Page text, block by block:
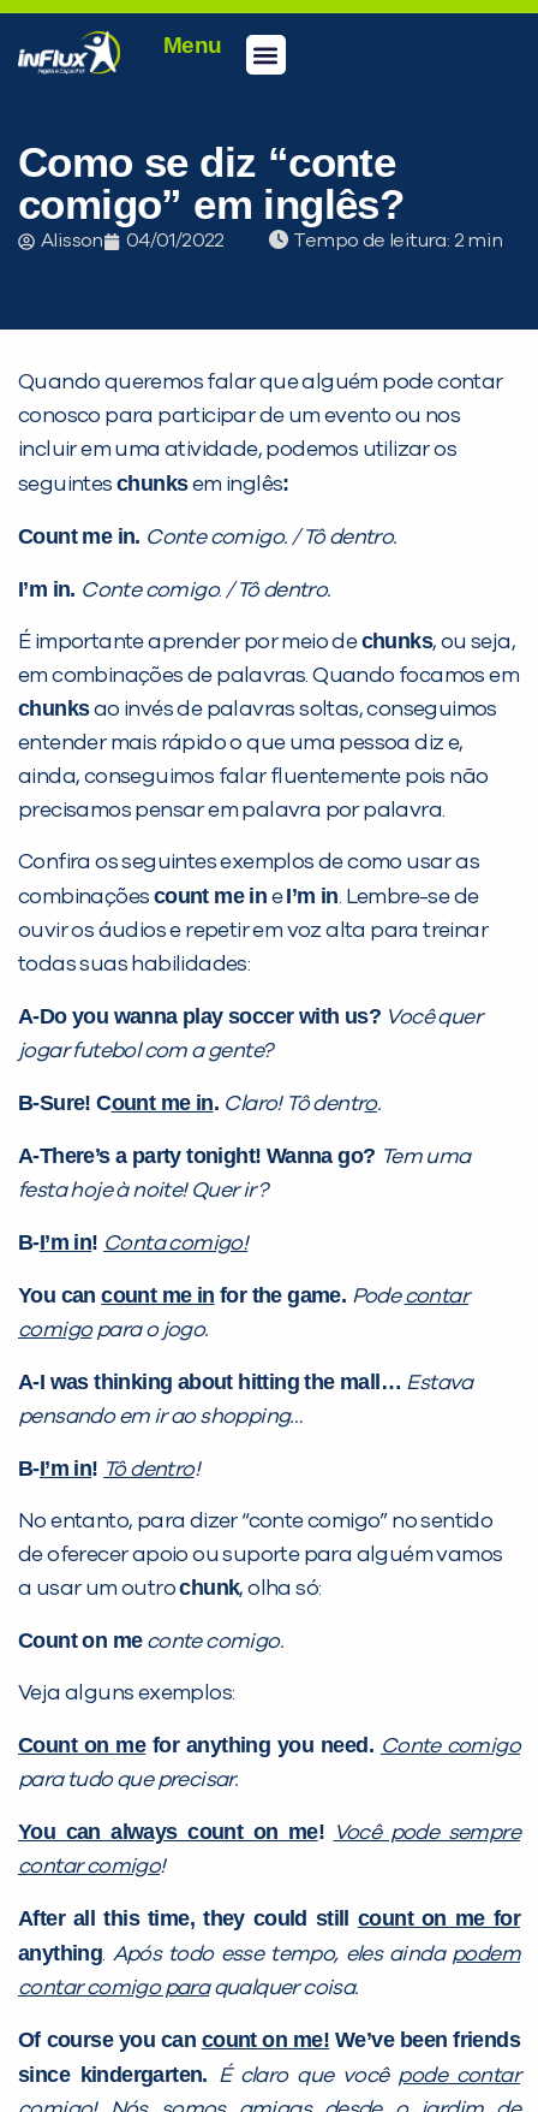
Menu
Como se diz “conte
comigo” em inglês?
Alisson 04/01/2022 Tempo de leitura:
Quando queremos falar que alguém pode contar
conosco para participar de um evento ou nos
incluir em uma atividade, podemos utilizar os
seguinteschunksem inglês:
Count me in. Conte comigo. / Tô dentro.
I’m in. Conte comigo. / Tô dentro.
É importante aprender por meio dechunks, ou seja,
em combinações de palavras. Quando focamos em
chunksao invés de palavras soltas, conseguimos
entender mais rápido o que uma pessoa diz e,
ainda, conseguimos falar fluentemente pois não
precisamos pensar em palavra por palavra.
Confira os seguintes exemplos de como usar as
combinações count me in eI’m in. Lembre-se de
ouvir os áudios e repetir em voz alta para treinar
todas suas habilidades:
A-Do you wanna play soccer with us? Você quer
jogar futebol com a gente?
B-Sure!Count me in. Claro! Tô dentro.
A-There’s a party tonight! Wanna go? Tem uma
festa hoje à noite! Quer ir?
B-I’m in! Conta comigo!
You cancount me in for the game. Podecontar
comigopara o jogo.
A-I was thinking about hitting the mall… Estava
pensando em ir ao shopping…
B-I’m in! Tô dentro!
No entanto, para dizer “conte comigo” no sentido
de oferecer apoio ou suporte para alguém vamos
a usar um outrochunk, olha só:
Count on me conte comigo.
Veja alguns exemplos:
Count on mefor anything you need. Conte comigo
para tudo que precisar.
You can always count on me!
Você pode sempre
contar comigo!
After all this time, they could still count on me for
anything. Após todo esse tempo, eles ainda podem
contar comigo paraqualquer coisa.
Of course you can count on me! We’ve been friends
since kindergarten.
É claro que você pode contar
Desculpe!
Não encontramos nenhuma unidade
inFlux nesta cidade ou bairro que
você digitou.
Preencha com seus dados abaixo e
Você é aluno inFlux?
Sim Não